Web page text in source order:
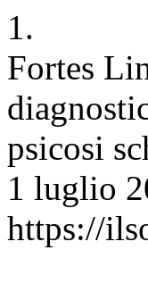
1.
Fortes
psicosi
1 luglio
https://